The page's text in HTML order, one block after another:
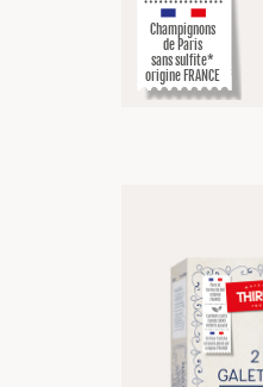
Champignons
de Paris
sans sulfite*
origine FRANCE